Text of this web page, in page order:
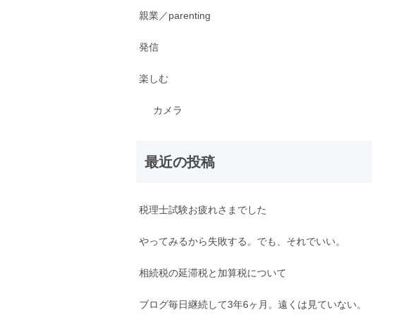
親業／parenting
発信
楽しむ
カメラ
最近の投稿
税理士試験お疲れさまでした
やってみるから失敗する。でも、それでいい。
相続税の延滞税と加算税について
ブログ毎日継続して3年6ヶ月。遠くは見ていない。